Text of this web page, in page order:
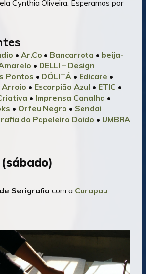
Cynthia Oliveira. Esperamos por
• Ar.Co • Bancarrota • beija-
• DELLI – Design
Pontos • DÓLITÁ • Edicare •
Arroio • Escorpião Azul • ETIC •
• Imprensa Canalha •
• Orfeu Negro • Sendai
do Papeleiro Doido • UMBRA
Serigrafia com a Carapau